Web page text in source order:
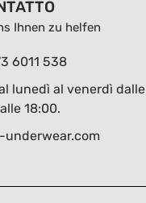
Ihnen zu helfen
6011 538
lunedì al venerdì dalle
18:00.
underwear.com